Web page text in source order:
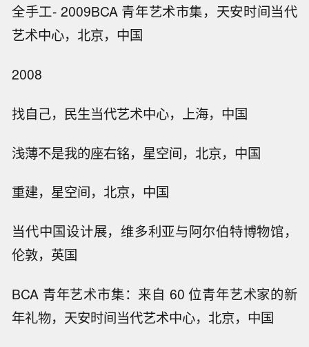
全手工- 2009BCA 青年艺术市集，天安时间当代
艺术中心，北京，中国
2008
找自己，民生当代艺术中心，上海，中国
浅薄不是我的座右铭，星空间，北京，中国
重建，星空间，北京，中国
当代中国设计展，维多利亚与阿尔伯特博物馆，
伦敦，英国
BCA 青年艺术市集：来自 60 位青年艺术家的新
年礼物，天安时间当代艺术中心，北京，中国